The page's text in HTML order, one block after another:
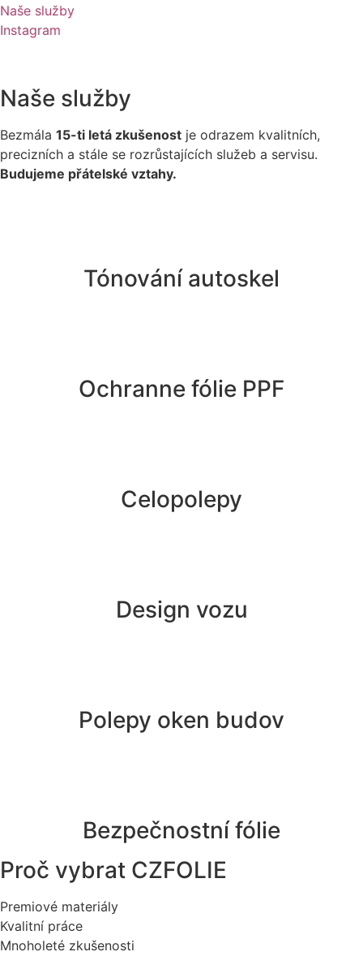
Naše služby
Instagram
Naše služby
Bezmála 15-ti letá zkušenost je odrazem kvalitních,
precizních a stále se rozrůstajících služeb a servisu.
Budujeme přátelské vztahy.
Tónování autoskel
Ochranne fólie PPF
Celopolepy
Design vozu
Polepy oken budov
Bezpečnostní fólie
Proč vybrat CZFOLIE
Premiové materiály
Kvalitní práce
Mnoholeté zkušenosti